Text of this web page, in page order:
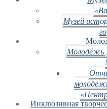
Музей
Молодёжь
Инклюзивная